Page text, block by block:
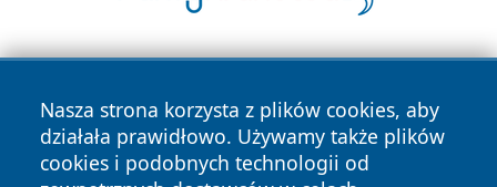
Nasza strona korzysta z plików cookies, aby
działała prawidłowo. Używamy także plików
cookies i podobnych technologii od